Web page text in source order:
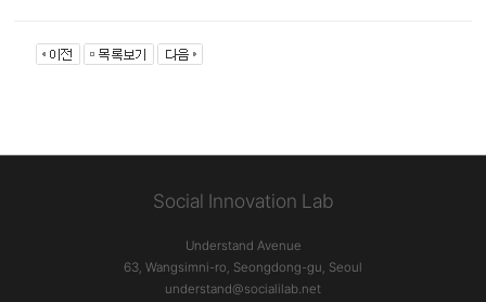
Social Innovation Lab
Understand Avenue
63, Wangsimni-ro, Seongdong-gu, Seoul
understand@socialilab.net